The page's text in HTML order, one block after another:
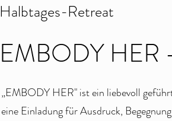
Halbtages-Retreat
EMBODY HER
„EMBODY HER" ist ein liebevoll
eine Einladung für Ausdruck,